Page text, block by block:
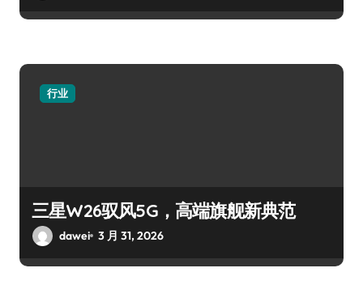
行业
三星W26驭风5G，高端旗舰新典范
dawei 3 月 31, 2026